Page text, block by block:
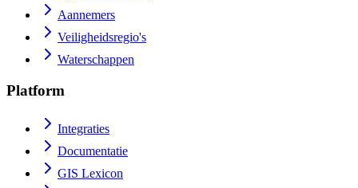
Aannemers
Veiligheidsregio's
Waterschappen
Platform
Integraties
Documentatie
GIS Lexicon